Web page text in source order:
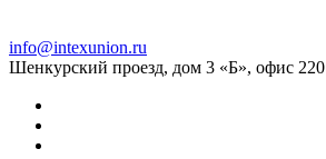
info@intexunion.ru
Шенкурский проезд, дом 3 «Б», офис 220